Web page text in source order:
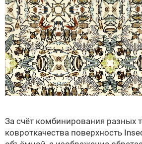
За счёт комбинирования разных
ковроткачества поверхность